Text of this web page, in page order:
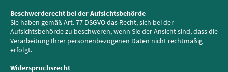
Beschwerderecht bei der Aufsichtsbehörde
Sie haben gemäß Art. 77 DSGVO das Recht, sich bei der
Aufsichtsbehörde zu beschweren, wenn Sie der Ansicht sind, dass die
Verarbeitung Ihrer personenbezogenen Daten nicht rechtmäßig
erfolgt.
Widerspruchsrecht